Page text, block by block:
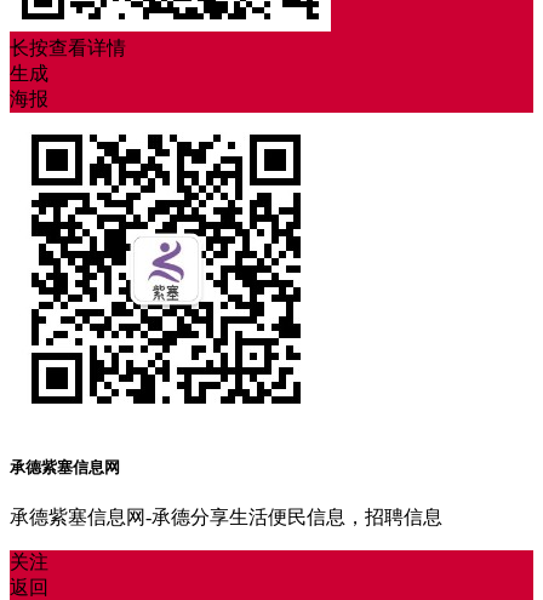
长按查看详情
生成
海报
承德紫塞信息网
承德紫塞信息网-承德分享生活便民信息，招聘信息
关注
返回